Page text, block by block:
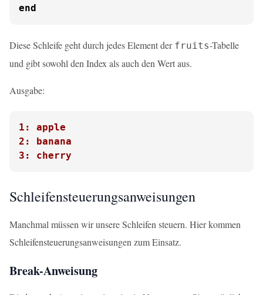
end
Diese Schleife geht durch jedes Element der fruits-Tabelle
und gibt sowohl den Index als auch den Wert aus.
Ausgabe:
1: apple
2: banana
3: cherry
Schleifensteuerungsanweisungen
Manchmal müssen wir unsere Schleifen steuern. Hier kommen
Schleifensteuerungsanweisungen zum Einsatz.
Break-Anweisung